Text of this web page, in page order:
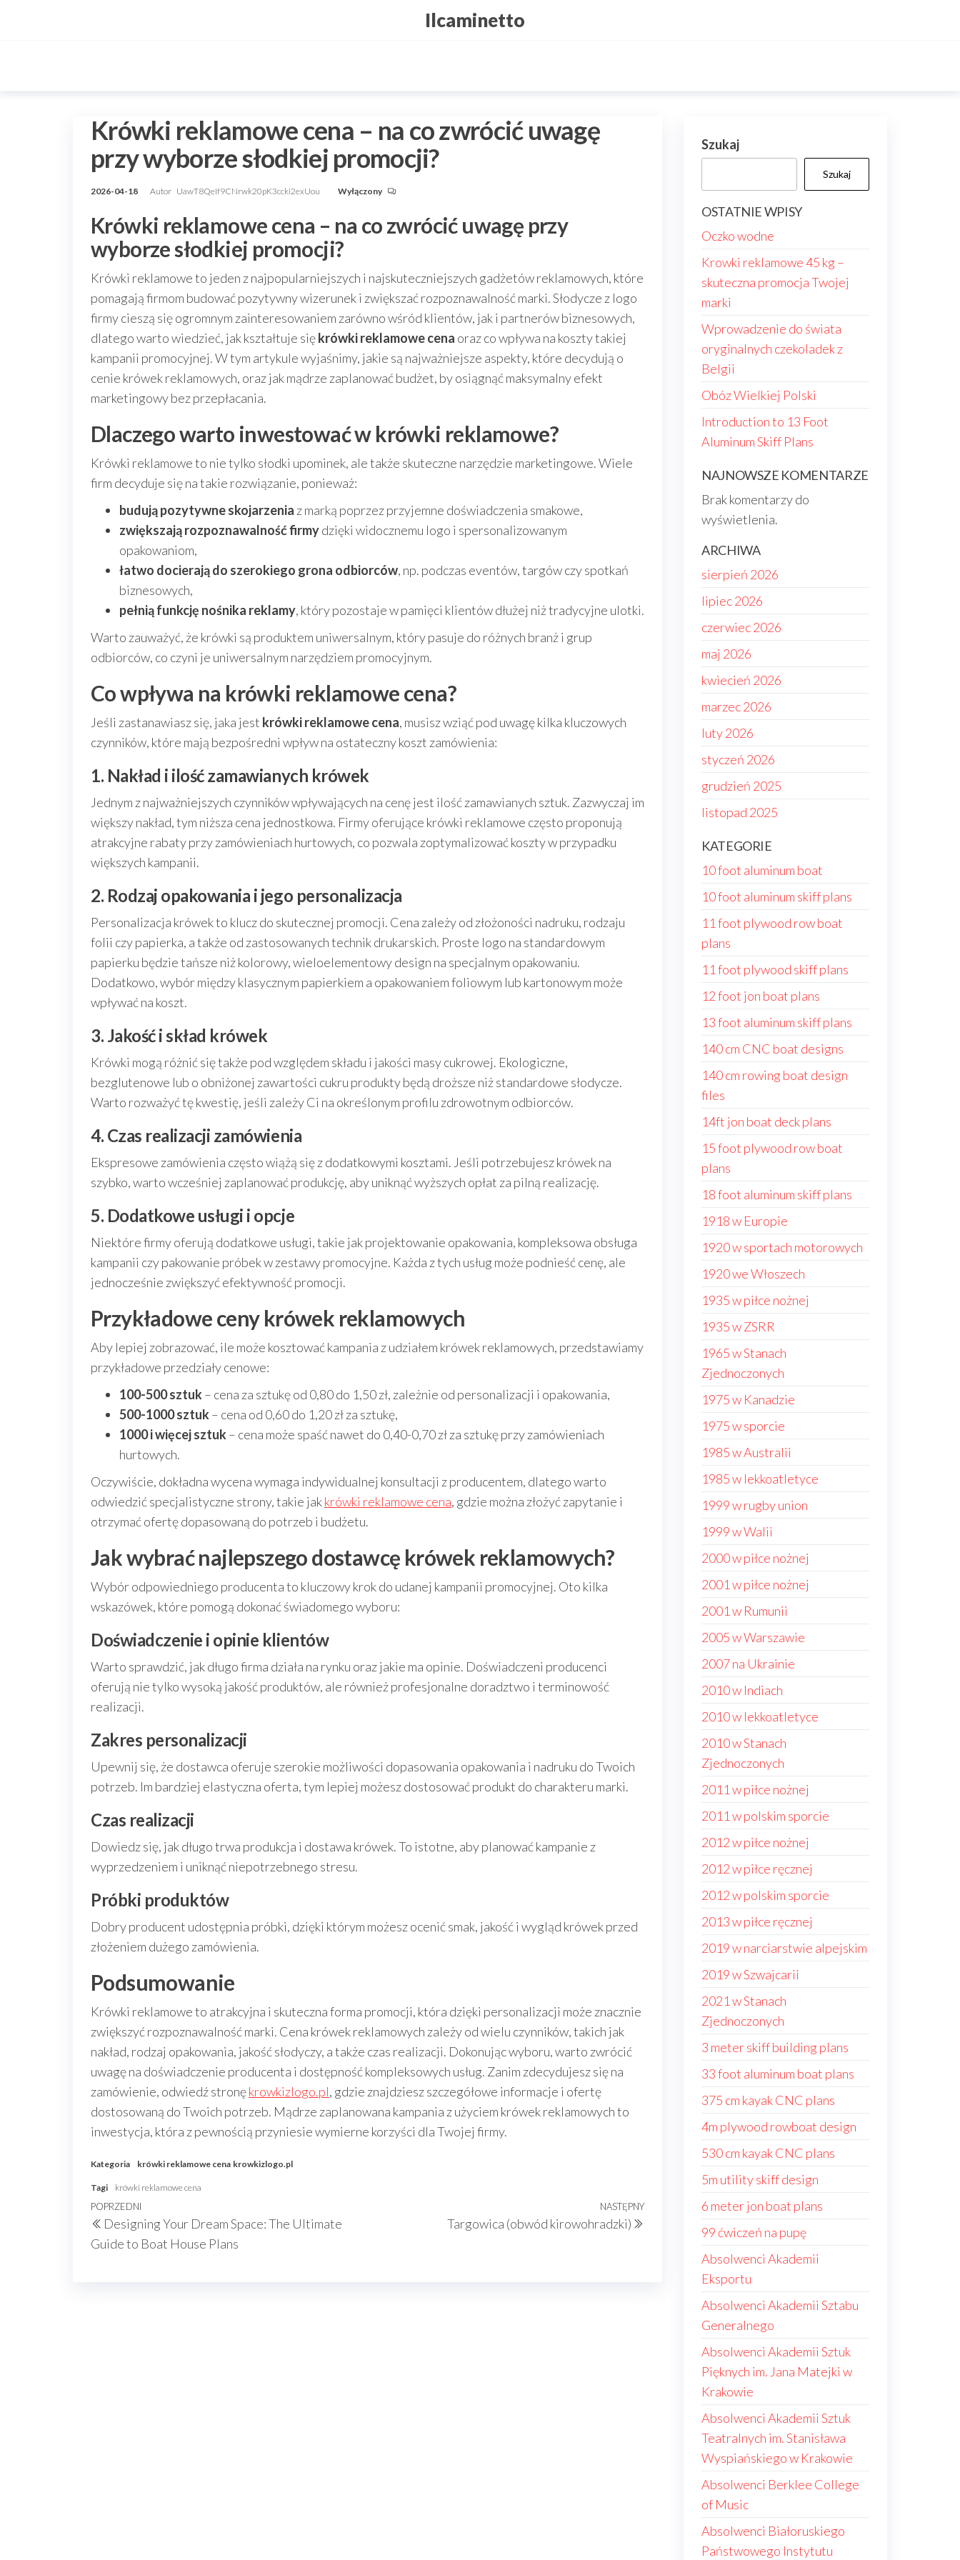
Ilcaminetto
Krówki reklamowe cena – na co zwrócić uwagę
przy wyborze słodkiej promocji?
2026-04-18 Autor UawT8QeIf9CNrwk20pK3ccki2exUou Wyłączony
Krówki reklamowe cena – na co zwrócić uwagę przy
wyborze słodkiej promocji?
Krówki reklamowe to jeden z najpopularniejszych i najskuteczniejszych gadżetów reklamowych, które
pomagają firmom budować pozytywny wizerunek i zwiększać rozpoznawalność marki. Słodycze z logo
firmy cieszą się ogromnym zainteresowaniem zarówno wśród klientów, jak i partnerów biznesowych,
dlatego warto wiedzieć, jak kształtuje siękrówki reklamowe cena oraz co wpływa na koszty takiej
kampanii promocyjnej. W tym artykule wyjaśnimy, jakie są najważniejsze aspekty, które decydują o
cenie krówek reklamowych, oraz jak mądrze zaplanować budżet, by osiągnąć maksymalny efekt
marketingowy bez przepłacania.
Dlaczego warto inwestować w krówki reklamowe?
Krówki reklamowe to nie tylko słodki upominek, ale także skuteczne narzędzie marketingowe. Wiele
firm decyduje się na takie rozwiązanie, ponieważ:
budują pozytywne skojarzenia z marką poprzez przyjemne doświadczenia smakowe,
zwiększają rozpoznawalność firmydzięki widocznemu logo i spersonalizowanym
opakowaniom,
łatwo docierają do szerokiego grona odbiorców, np. podczas eventów, targów czy spotkań
biznesowych,
pełnią funkcję nośnika reklamy, który pozostaje w pamięci klientów dłużej niż tradycyjne ulotki.
Warto zauważyć, że krówki są produktem uniwersalnym, który pasuje do różnych branż i grup
odbiorców, co czyni je uniwersalnym narzędziem promocyjnym.
Co wpływa na krówki reklamowe cena?
Jeśli zastanawiasz się, jaka jest krówki reklamowe cena, musisz wziąć pod uwagę kilka kluczowych
czynników, które mają bezpośredni wpływ na ostateczny koszt zamówienia:
1. Nakład i ilość zamawianych krówek
Jednym z najważniejszych czynników wpływających na cenę jest ilość zamawianych sztuk. Zazwyczaj im
większy nakład, tym niższa cena jednostkowa. Firmy oferujące krówki reklamowe często proponują
atrakcyjne rabaty przy zamówieniach hurtowych, co pozwala zoptymalizować koszty w przypadku
większych kampanii.
2. Rodzaj opakowania i jego personalizacja
Personalizacja krówek to klucz do skutecznej promocji. Cena zależy od złożoności nadruku, rodzaju
folii czy papierka, a także od zastosowanych technik drukarskich. Proste logo na standardowym
papierku będzie tańsze niż kolorowy, wieloelementowy design na specjalnym opakowaniu.
Dodatkowo, wybór między klasycznym papierkiem a opakowaniem foliowym lub kartonowym może
wpływać na koszt.
3. Jakość i skład krówek
Krówki mogą różnić się także pod względem składu i jakości masy cukrowej. Ekologiczne,
bezglutenowe lub o obniżonej zawartości cukru produkty będą droższe niż standardowe słodycze.
Warto rozważyć tę kwestię, jeśli zależy Ci na określonym profilu zdrowotnym odbiorców.
4. Czas realizacji zamówienia
Ekspresowe zamówienia często wiążą się z dodatkowymi kosztami. Jeśli potrzebujesz krówek na
szybko, warto wcześniej zaplanować produkcję, aby uniknąć wyższych opłat za pilną realizację.
5. Dodatkowe usługi i opcje
Niektóre firmy oferują dodatkowe usługi, takie jak projektowanie opakowania, kompleksowa obsługa
kampanii czy pakowanie próbek w zestawy promocyjne. Każda z tych usług może podnieść cenę, ale
jednocześnie zwiększyć efektywność promocji.
Przykładowe ceny krówek reklamowych
Aby lepiej zobrazować, ile może kosztować kampania z udziałem krówek reklamowych, przedstawiamy
przykładowe przedziały cenowe:
100-500 sztuk– cena za sztukę od 0,80 do 1,50 zł, zależnie od personalizacji i opakowania,
500-1000 sztuk– cena od 0,60 do 1,20 zł za sztukę,
1000 i więcej sztuk– cena może spaść nawet do 0,40-0,70 zł za sztukę przy zamówieniach
hurtowych.
Oczywiście, dokładna wycena wymaga indywidualnej konsultacji z producentem, dlatego warto
odwiedzić specjalistyczne strony, takie jakkrówki reklamowe cena, gdzie można złożyć zapytanie i
otrzymać ofertę dopasowaną do potrzeb i budżetu.
Jak wybrać najlepszego dostawcę krówek reklamowych?
Wybór odpowiedniego producenta to kluczowy krok do udanej kampanii promocyjnej. Oto kilka
wskazówek, które pomogą dokonać świadomego wyboru:
Doświadczenie i opinie klientów
Warto sprawdzić, jak długo firma działa na rynku oraz jakie ma opinie. Doświadczeni producenci
oferują nie tylko wysoką jakość produktów, ale również profesjonalne doradztwo i terminowość
realizacji.
Zakres personalizacji
Upewnij się, że dostawca oferuje szerokie możliwości dopasowania opakowania i nadruku do Twoich
potrzeb. Im bardziej elastyczna oferta, tym lepiej możesz dostosować produkt do charakteru marki.
Czas realizacji
Dowiedz się, jak długo trwa produkcja i dostawa krówek. To istotne, aby planować kampanie z
wyprzedzeniem i uniknąć niepotrzebnego stresu.
Próbki produktów
Dobry producent udostępnia próbki, dzięki którym możesz ocenić smak, jakość i wygląd krówek przed
złożeniem dużego zamówienia.
Podsumowanie
Krówki reklamowe to atrakcyjna i skuteczna forma promocji, która dzięki personalizacji może znacznie
zwiększyć rozpoznawalność marki. Cena krówek reklamowych zależy od wielu czynników, takich jak
nakład, rodzaj opakowania, jakość słodyczy, a także czas realizacji. Dokonując wyboru, warto zwrócić
uwagę na doświadczenie producenta i dostępność kompleksowych usług. Zanim zdecydujesz się na
zamówienie, odwiedź stronękrowkizlogo.pl, gdzie znajdziesz szczegółowe informacje i ofertę
dostosowaną do Twoich potrzeb. Mądrze zaplanowana kampania z użyciem krówek reklamowych to
inwestycja, która z pewnością przyniesie wymierne korzyści dla Twojej firmy.
Kategoria krówki reklamowe cena krowkizlogo.pl
Tagi krówki reklamowe cena
Nawigacja
wpisu
Poprzedni
wpis
POPRZEDNI
Designing Your Dream Space: The Ultimate
Guide to Boat House Plans
Następny
NASTĘPNY
Targowica (obwód kirowohradzki)
Szukaj
Szukaj
OSTATNIE WPISY
Oczko wodne
Krowki reklamowe 45 kg –
skuteczna promocja Twojej
marki
Wprowadzenie do świata
oryginalnych czekoladek z
Belgii
Obóz Wielkiej Polski
Introduction to 13 Foot
Aluminum Skiff Plans
NAJNOWSZE KOMENTARZE
Brak komentarzy do
wyświetlenia.
ARCHIWA
sierpień 2026
lipiec 2026
czerwiec 2026
maj 2026
kwiecień 2026
marzec 2026
luty 2026
styczeń 2026
grudzień 2025
listopad 2025
KATEGORIE
10 foot aluminum boat
10 foot aluminum skiff plans
11 foot plywood row boat
plans
11 foot plywood skiff plans
12 foot jon boat plans
13 foot aluminum skiff plans
140 cm CNC boat designs
140 cm rowing boat design
files
14ft jon boat deck plans
15 foot plywood row boat
plans
18 foot aluminum skiff plans
1918 w Europie
1920 w sportach motorowych
1920 we Włoszech
1935 w piłce nożnej
1935 w ZSRR
1965 w Stanach
Zjednoczonych
1975 w Kanadzie
1975 w sporcie
1985 w Australii
1985 w lekkoatletyce
1999 w rugby union
1999 w Walii
2000 w piłce nożnej
2001 w piłce nożnej
2001 w Rumunii
2005 w Warszawie
2007 na Ukrainie
2010 w Indiach
2010 w lekkoatletyce
2010 w Stanach
Zjednoczonych
2011 w piłce nożnej
2011 w polskim sporcie
2012 w piłce nożnej
2012 w piłce ręcznej
2012 w polskim sporcie
2013 w piłce ręcznej
2019 w narciarstwie alpejskim
2019 w Szwajcarii
2021 w Stanach
Zjednoczonych
3 meter skiff building plans
33 foot aluminum boat plans
375 cm kayak CNC plans
4m plywood rowboat design
530 cm kayak CNC plans
5m utility skiff design
6 meter jon boat plans
99 ćwiczeń na pupę
Absolwenci Akademii
Eksportu
Absolwenci Akademii Sztabu
Generalnego
Absolwenci Akademii Sztuk
Pięknych im. Jana Matejki w
Krakowie
Absolwenci Akademii Sztuk
Teatralnych im. Stanisława
Wyspiańskiego w Krakowie
Absolwenci Berklee College
of Music
Absolwenci Białoruskiego
Państwowego Instytutu